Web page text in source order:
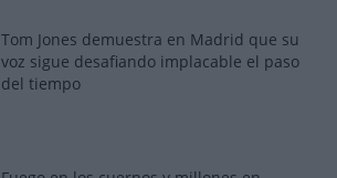
Tom Jones demuestra en Madrid que su
voz sigue desafiando implacable el paso
del tiempo